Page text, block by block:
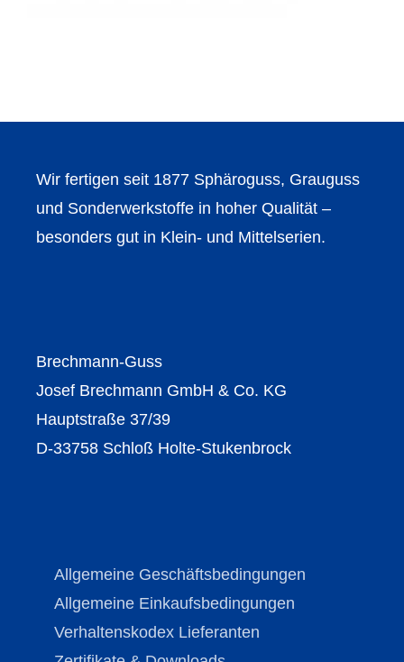
Wir fertigen seit 1877 Sphäroguss, Grauguss
und Sonderwerkstoffe in hoher Qualität –
besonders gut in Klein- und Mittelserien.
Brechmann-Guss
Josef Brechmann GmbH & Co. KG
Hauptstraße 37/39
D-33758 Schloß Holte-Stukenbrock
Allgemeine Geschäftsbedingungen
Allgemeine Einkaufsbedingungen
Verhaltenskodex Lieferanten